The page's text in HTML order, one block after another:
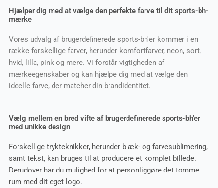
Hjælper dig med at vælge den perfekte farve til dit sports-bh-
mærke
Vores udvalg af brugerdefinerede sports-bh'er kommer i en
række forskellige farver, herunder komfortfarver, neon, sort,
hvid, lilla, pink og mere. Vi forstår vigtigheden af
mærkeegenskaber og kan hjælpe dig med at vælge den
ideelle farve, der matcher din brandidentitet.
Vælg mellem en bred vifte af brugerdefinerede sports-bh'er
med unikke design
Forskellige trykteknikker, herunder blæk- og farvesublimering,
samt tekst, kan bruges til at producere et komplet billede.
Derudover har du mulighed for at personliggøre det tomme
rum med dit eget logo.